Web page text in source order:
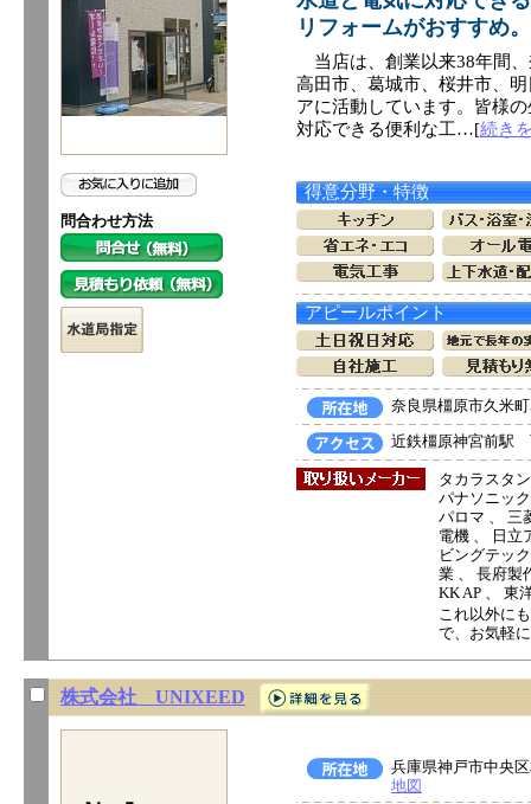
問合わせ方法
リフォームがおすすめ。
当店は、創業以来38年間
高田市、葛城市、桜井市、
アに活動しています。皆様
対応できる便利な工…[続き
得意分野・特徴
アピールポイント
奈良県橿原市久米
近鉄橿原神宮前駅
タカラスタ
パナソニッ
パロマ 、 三
電機 、 日立
ビングテッ
業 、 長府製
KK AP 、 東
これ以外に
で、お気軽
株式会社 UNIXEED
兵庫県神戸市中央
地図